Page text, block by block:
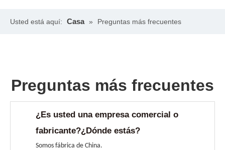
Usted está aquí: Casa » Preguntas más frecuentes
Preguntas más frecuentes
¿Es usted una empresa comercial o
fabricante?¿Dónde estás?
Somos fábrica de China.